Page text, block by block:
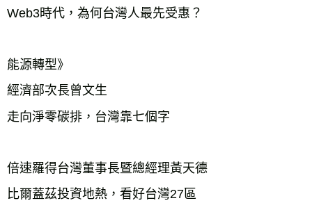
Web3時代，為何台灣人最先受惠？
能源轉型》
經濟部次長曾文生
走向淨零碳排，台灣靠七個字
倍速羅得台灣董事長暨總經理黃天德
比爾蓋茲投資地熱，看好台灣27區